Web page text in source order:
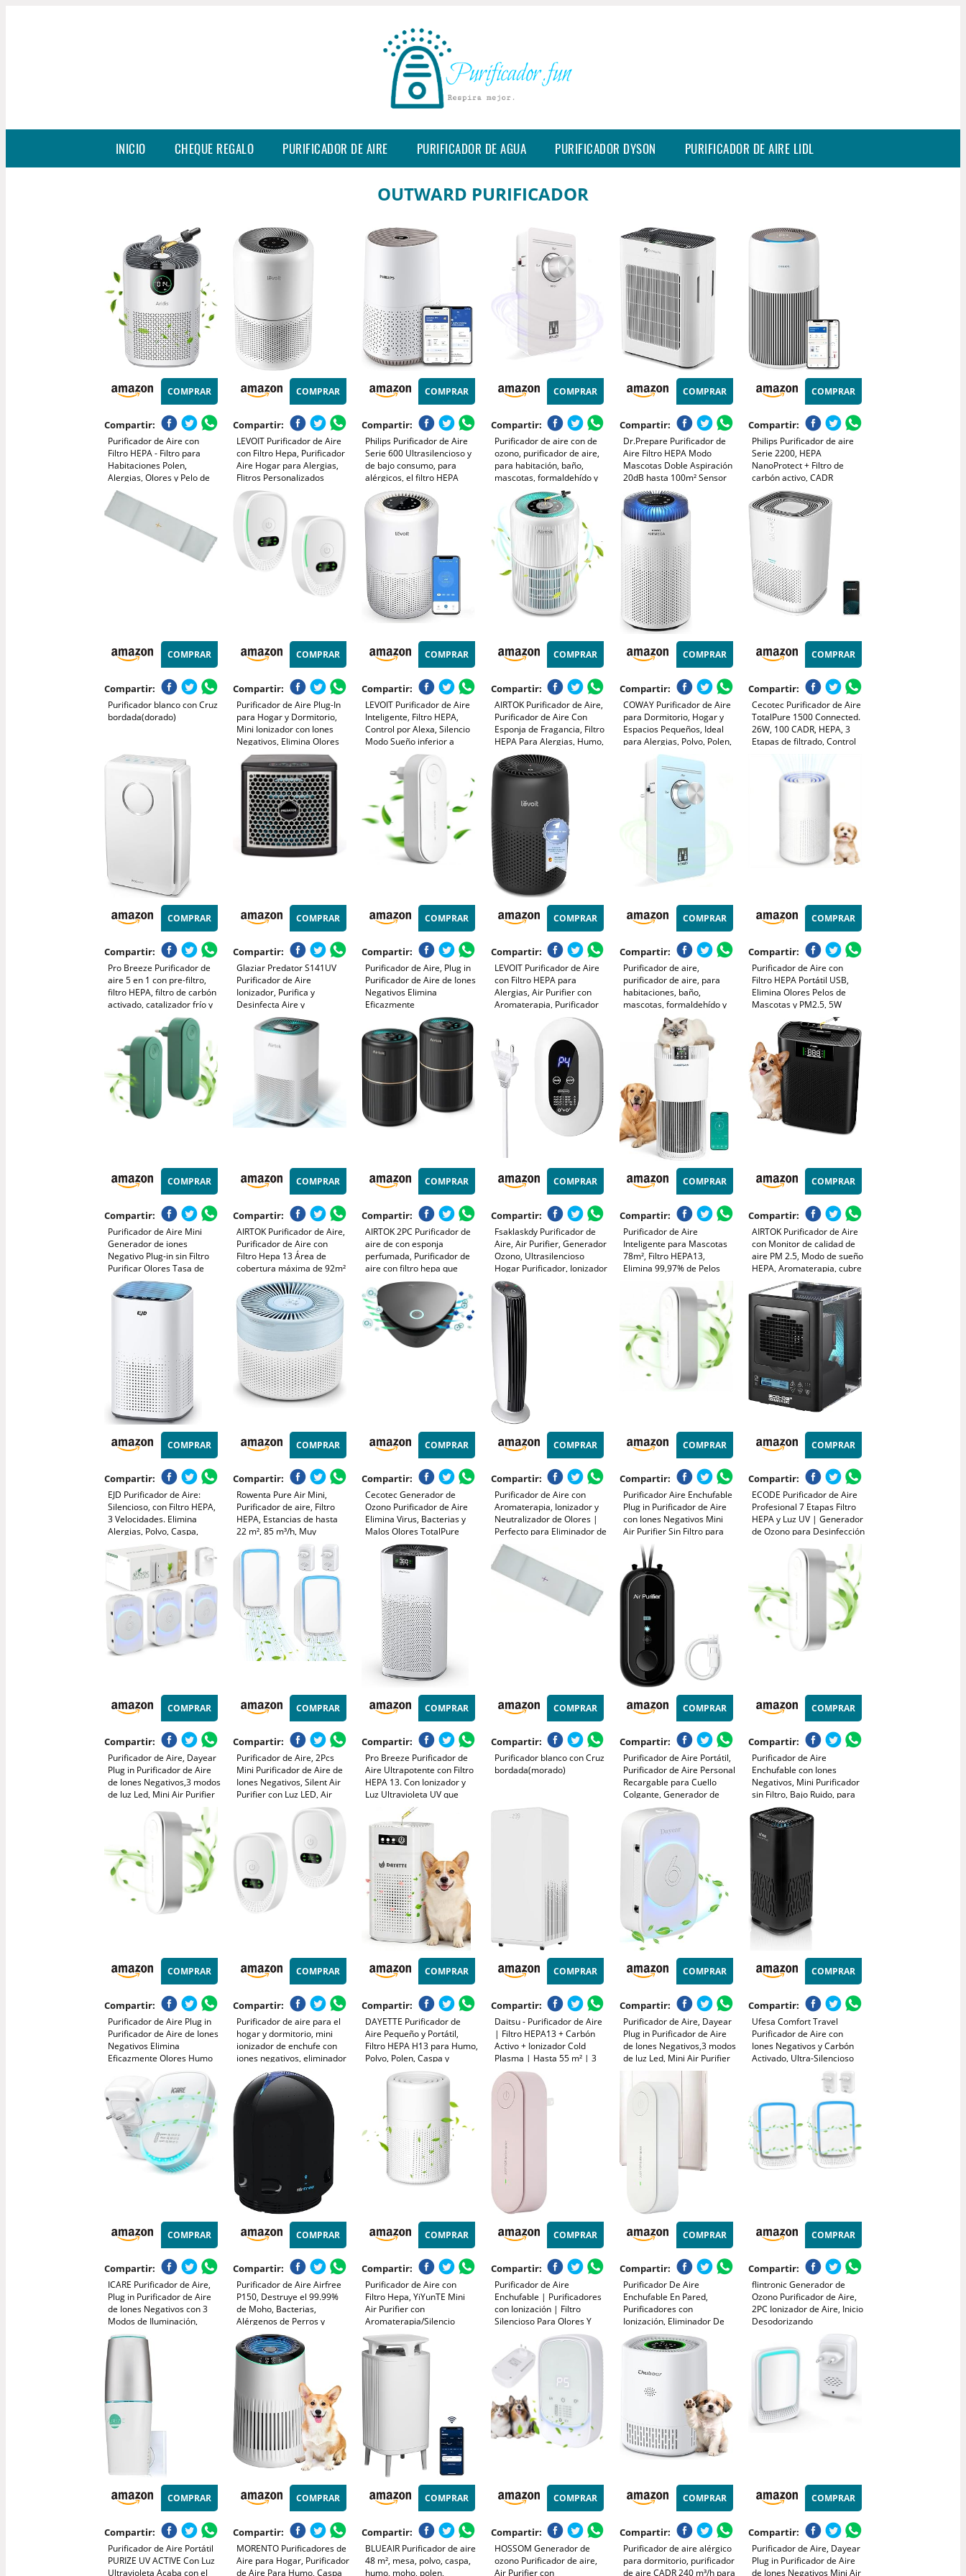
INICIO CHEQUE REGALO PURIFICADOR DE AIRE PURIFICADOR DE AGUA PURIFICADOR DYSON PURIFICADOR DE AIRE LIDL
OUTWARD PURIFICADOR
COMPRAR
Compartir:
Purificador de Aire con
Filtro HEPA - Filtro para
Habitaciones Polen,
Alergias, Olores y Pelo de
Mascotas, con Esponja de
Aromaterapia, 7.2W y 3
Velocidades, Silencioso
Versión Mejorada
COMPRAR
Compartir:
LEVOIT Purificador de Aire
con Filtro Hepa, Purificador
Aire Hogar para Alergias,
Flitros Personalizados
Elimina 99,97% del Polen,
Polvo, Olores de Mascotas,
Modo Sueño y
Temporizador
COMPRAR
Compartir:
Philips Purificador de Aire
Serie 600 Ultrasilencioso y
de bajo consumo, para
alérgicos, el filtro HEPA
elimina el 99,97% de los
contaminantes, cubre hasta
44m2, controlado por app,
blanco (AC0650/10)
COMPRAR
Compartir:
Purificador de aire con de
ozono, purificador de aire,
para habitación, baño,
mascotas, formaldehído y
olores, alta eficiencia -
Blanco
COMPRAR
Compartir:
Dr.Prepare Purificador de
Aire Filtro HEPA Modo
Mascotas Doble Aspiración
20dB hasta 100m² Sensor
Calidad Aire PM2,5 Modo
Noche para Dormitorio,
Oficina, Apartamentos
COMPRAR
Compartir:
Philips Purificador de aire
Serie 2200, HEPA
NanoProtect + Filtro de
carbón activo, CADR
400m³/h para 104m²,
Personas alérgicas, Ultra
silencioso, Filtro inteligente
y duradero (AC2210/10)
COMPRAR
Compartir:
Purificador blanco con Cruz
bordada(dorado)
COMPRAR
Compartir:
Purificador de Aire Plug-In
para Hogar y Dormitorio,
Mini Ionizador con Iones
Negativos, Elimina Olores
Humo/Mascotas/Zapatos,
Silencioso y sin Filtros, para
Cocina/Oficina/Baño (2)
COMPRAR
Compartir:
LEVOIT Purificador de Aire
Inteligente, Filtro HEPA,
Control por Alexa, Silencio
Modo Sueño inferior a
24dB, Elimina 99,97% de
Alergia Polen Olor y Caspa
de Mascota,Blanco
COMPRAR
Compartir:
AIRTOK Purificador de Aire,
Purificador de Aire Con
Esponja de Fragancia, Filtro
HEPA Para Alergias, Humo,
Caspa De Mascotas y
Olores, con Luz nocturna,
temporizador, bloqueo para
COMPRAR
Compartir:
COWAY Purificador de Aire
para Dormitorio, Hogar y
Espacios Pequeños, Ideal
para Alergias, Polvo, Polen,
Mascotas y Olores, Ultra
Silencioso 18,4 dB, Gran
Rendimiento CADR 120,1
m³/h (Airmega 50)
COMPRAR
Compartir:
Cecotec Purificador de Aire
TotalPure 1500 Connected.
26W, 100 CADR, HEPA, 3
Etapas de filtrado, Control
2,5, Cobertura 40 m3 -
COMPRAR
Compartir:
Pro Breeze Purificador de
aire 5 en 1 con pre-filtro,
filtro HEPA, filtro de carbón
activado, catalizador frío y
generador de iones
negativos. Contra las
alergias y los olores (CADR
218, 40 m²)
COMPRAR
Compartir:
Glaziar Predator S141UV
Purificador de Aire
Ionizador, Purifica y
Desinfecta Aire y
Superficies, Hasta 140m²
Potente Filtro Elimina
99,99% Bacterias, Humos,
COMPRAR
Compartir:
Purificador de Aire, Plug in
Purificador de Aire de Iones
Negativos Elimina
Eficazmente
Olores/Humo/Polvo Mini Air
Purifier Sin Filtro para
Dormitorio/Casa/Sala de
Estar/Sala de
Mascotas/Baño
COMPRAR
Compartir:
LEVOIT Purificador de Aire
con Filtro HEPA para
Alergias, Air Purifier con
Aromaterapia, Purificador
Aire Silencioso, Bajo
Consumo de Energía de 7W,
Negro, Core Mini
COMPRAR
Compartir:
Purificador de aire,
purificador de aire, para
habitaciones, baño,
mascotas, formaldehído y
olor, alta eficiencia - azul
COMPRAR
Compartir:
Purificador de Aire con
Filtro HEPA Portátil USB,
Elimina Olores Pelos de
Mascotas y PM2.5, 5W
Silencioso, para Hogar Auto
Oficina 20m²
COMPRAR
Compartir:
Purificador de Aire Mini
Generador de iones
Negativo Plug-in sin Filtro
Purificar Olores Tasa de
esterilización 99,97% para
Habitación de
Animales/Dormitorio/Casa/Salón
COMPRAR
Compartir:
AIRTOK Purificador de Aire,
Purificador de Aire con
Filtro Hepa 13 Área de
cobertura máxima de 92m²
(990 Ft²), Filtro HEPA Para
Alergias, Humo, Caspa De
Mascotas y Olores, con Luz
nocturna, AP1001
COMPRAR
Compartir:
AIRTOK 2PC Purificador de
aire de con esponja
perfumada, Purificador de
aire con filtro hepa que
elimina el polvo, olor de
mascotas, filtro de aire de 4
etapas|air purifier 3
velocidades|luz nocturna
COMPRAR
Compartir:
Fsaklaskdy Purificador de
Aire, Air Purifier, Generador
Ozono, Ultrasilencioso
Hogar Purificador, Ionizador
Aire Alérgicos, Inteligente
Maquina Portátil Inicio
Desodorizando
Esterilizador
COMPRAR
Compartir:
Purificador de Aire
Inteligente para Mascotas
78m², Filtro HEPA13,
Elimina 99,97% de Pelos
Ácaros Polvo Polen Olores y
Formaldehído, Función de
Iones Negativos, Ideal para
COMPRAR
Compartir:
AIRTOK Purificador de Aire
con Monitor de calidad de
aire PM 2.5, Modo de sueño
HEPA, Aromaterapia, cubre
hasta 1300 Ft², Filtro HEPA
Para Alergias, Humo, Caspa
De Mascotas y Olores
COMPRAR
Compartir:
EJD Purificador de Aire:
Silencioso, con Filtro HEPA,
3 Velocidades. Elimina
Alergias, Polvo, Caspa,
Olores y Humo.
Ambientador. Ideal para
Dormitorio, Hogar y Oficina.
COMPRAR
Compartir:
Rowenta Pure Air Mini,
Purificador de aire, Filtro
HEPA, Estancias de hasta
22 m², 85 m³/h, Muy
silencioso, Reduce malos
olores, Motor Effitech,
Blanco y azul, PU1520F0
COMPRAR
Compartir:
Cecotec Generador de
Ozono Purificador de Aire
Elimina Virus, Bacterias y
Malos Olores TotalPure
1050 Ozone Portable. 3W,
20 Mg/H, Temporizador, 2
Modos, Carga con USB,
COMPRAR
Compartir:
Purificador de Aire con
Aromaterapia, Ionizador y
Neutralizador de Olores |
Perfecto para Eliminador de
Olores, Tabaco, Alergias,
Antiacaros | Air Purifier
Hogar y Cocina |
Generador de Ozono
COMPRAR
Compartir:
Purificador Aire Enchufable
Plug in Purificador de Aire
con Iones Negativos Mini
Air Purifier Sin Filtro para
Dormitorio, Casa, Baño,
Cocina y Zona de Mascotas-
Elimina Eficazmente
Olores/Humo/Polvo
COMPRAR
Compartir:
ECODE Purificador de Aire
Profesional 7 Etapas Filtro
HEPA y Luz UV | Generador
de Ozono para Desinfección
Ionizador | 120W Alta
COMPRAR
Compartir:
Purificador de Aire, Dayear
Plug in Purificador de Aire
de Iones Negativos,3 modos
de luz Led, Mini Air Purifier
para Dormitorio/Casa/Sala
de Estar/Sala de
Mascotas/3Pcs
COMPRAR
Compartir:
Purificador de Aire, 2Pcs
Mini Purificador de Aire de
Iones Negativos, Silent Air
Purifier con Luz LED, Air
Purifier Antitabaco para
Dormitorio/Sala de
Mascotas/Oficina, Cubre
Hasta 15m2 (Blanco)
COMPRAR
Compartir:
Pro Breeze Purificador de
Aire Ultrapotente con Filtro
HEPA 13. Con Ionizador y
Luz Ultravioleta UV que
captura Partículas,
Alérgenos y Elimina olores.
Para Casa y Habitaciones
CADR 460 m³
COMPRAR
Compartir:
Purificador blanco con Cruz
bordada(morado)
COMPRAR
Compartir:
Purificador de Aire Portátil,
Purificador de Aire Personal
Recargable para Cuello
Colgante, Generador de
Iones Negativos de 120
Millones de Iones
Negativos, Contra
Gérmenes y Alérgeno
COMPRAR
Compartir:
Purificador de Aire
Enchufable con Iones
Negativos, Mini Purificador
sin Filtro, Bajo Ruido, para
Dormitorio, Baño, Cocina y
Zona de Mascotas
COMPRAR
Compartir:
Purificador de Aire Plug in
Purificador de Aire de Iones
Negativos Elimina
Eficazmente Olores Humo
Polvo Mini Air Purifier Sin
Filtro para Dormitorio Casa
Sala de Estar Sala de
Mascotas Baño
COMPRAR
Compartir:
Purificador de aire para el
hogar y dormitorio, mini
ionizador de enchufe con
iones negativos, eliminador
de olores de humo,
mascotas y zapatos,
silencioso y sin filtros, para
cocina/oficina/baño, pac
COMPRAR
Compartir:
DAYETTE Purificador de
Aire Pequeño y Portátil,
Filtro HEPA H13 para Humo,
Polvo, Polen, Caspa y
Olores, con Difusor de
Aroma, 15dB Ultra
COMPRAR
Compartir:
Daitsu - Purificador de Aire
| Filtro HEPA13 + Carbón
Activo + Ionizador Cold
Plasma | Hasta 55 m² | 3
Velocidades |
Programación | Certificado
CE
COMPRAR
Compartir:
Purificador de Aire, Dayear
Plug in Purificador de Aire
de Iones Negativos,3 modos
de luz Led, Mini Air Purifier
para Dormitorio/Casa/Sala
de Estar/Sala de
Mascotas/1Pcs
COMPRAR
Compartir:
Ufesa Comfort Travel
Purificador de Aire con
Iones Negativos y Carbón
Activado, Ultra-Silencioso
≤20dB, Luz Nocturna, USB,
Bajo Consumo 1W, Área
≤10m², Ideal para Coche y
Espacios Pequeños, Negro
COMPRAR
Compartir:
ICARE Purificador de Aire,
Plug in Purificador de Aire
de Iones Negativos con 3
Modos de Iluminación,
Silencioso Ionizador de Aire
Libre de Ozono para
Dormitorio, Casa, Sala de
Estar, Sala de Mascotas
COMPRAR
Compartir:
Purificador de Aire Airfree
P150, Destruye el 99.99%
de Moho, Bacterias,
Alérgenos de Perros y
Gatos, Sin Filtros HEPA ni
Mantenimiento, Reduce el
Ozono
COMPRAR
Compartir:
Purificador de Aire con
Filtro Hepa, YiYunTE Mini
Air Purifier con
Aromaterapia/Silencio
Modo, Pequeño Purificación
Aire Filtro, Plug&Play USB
Purificador de Aire para
COMPRAR
Compartir:
Purificador de Aire
Enchufable | Purificadores
con Ionización | Filtro
Silencioso Para Olores Y
Apartamento, Cocina,
Dormitorio, Salón, Garaje,
Baño,
COMPRAR
Compartir:
Purificador De Aire
Enchufable En Pared,
Purificadores con
Ionización, Eliminador De
Olores Silencioso Con Filtro
Para Garaje Dormitorio
Cocina Apartamento Oficina
Baño Residencia
COMPRAR
Compartir:
flintronic Generador de
Ozono Purificador de Aire,
2PC Ionizador de Aire, Inicio
Desodorizando
Esterilizador de Ozono,
para Baño, Cocina, Humo,
Coches, Mascotas,
Formaldehído y Olor
COMPRAR
Compartir:
Purificador de Aire Portátil
PURIZE UV ACTIVE Con Luz
Ultravioleta Acaba con el
COMPRAR
Compartir:
MORENTO Purificadores de
Aire para Hogar, Purificador
de Aire Para Humo, Caspa
COMPRAR
Compartir:
BLUEAIR Purificador de aire
48 m², mesa, polvo, caspa,
humo, moho, polen,
COMPRAR
Compartir:
HOSSOM Generador de
ozono Purificador de aire,
Air Purifier con
COMPRAR
Compartir:
Purificador de aire alérgico
para dormitorio, purificador
de aire CADR 240 m³/h para
COMPRAR
Compartir:
Purificador de Aire, Dayear
Plug in Purificador de Aire
de Iones Negativos Mini Air